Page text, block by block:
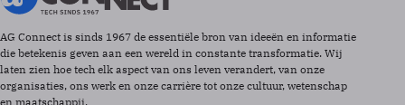
AG Connect is sinds 1967 de essentiële bron van ideeën en informatie
die betekenis geven aan een wereld in constante transformatie. Wij
laten zien hoe tech elk aspect van ons leven verandert, van onze
organisaties, ons werk en onze carrière tot onze cultuur, wetenschap
en maatschappij.